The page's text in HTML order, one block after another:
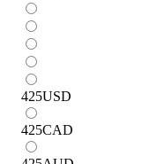
425USD
425CAD